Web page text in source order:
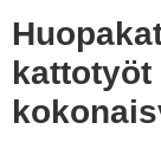
kattotyöt